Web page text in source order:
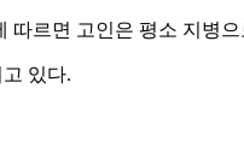
르면 고인은 평소 지병
있다.